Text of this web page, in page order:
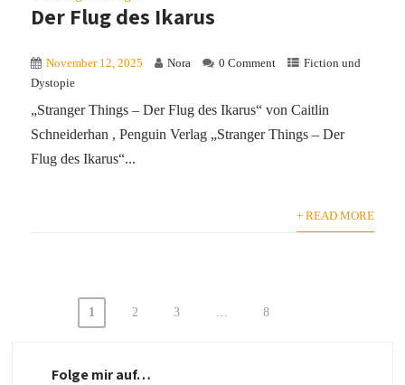
Der Flug des Ikarus
November 12, 2025 Nora 0 Comment
Fiction und
Dystopie
„Stranger Things – Der Flug des Ikarus“ von Caitlin
Schneiderhan , Penguin Verlag „Stranger Things – Der
Flug des Ikarus“...
+ READ MORE
Beitragsnavigation
1 2 3 8
Folge mir auf…